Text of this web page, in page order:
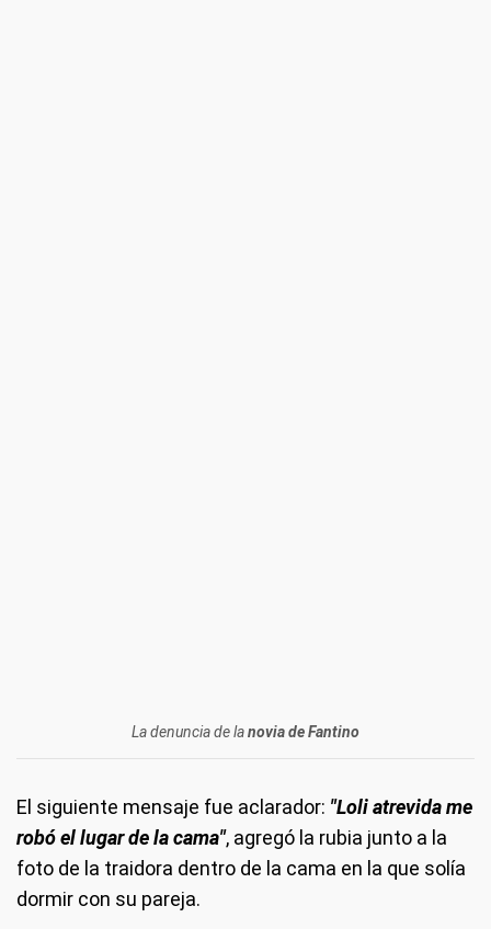
La denuncia de lanovia de Fantino
El siguiente mensaje fue aclarador: "Loli atrevida me
robó el lugar de la cama", agregó la rubia junto a la
foto de la traidora dentro de la cama en la que solía
dormir con su pareja.